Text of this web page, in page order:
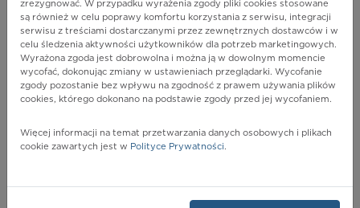
POKAŻ FILTRY
Pharmindex
zrezygnować. W przypadku wyrażenia zgody pliki cookies stosowane
są również w celu poprawy komfortu korzystania z serwisu, integracji
serwisu z treściami dostarczanymi przez zewnętrznych dostawców i w
celu śledzenia aktywności użytkowników dla potrzeb marketingowych.
Wyrażona zgoda jest dobrowolna i można ją w dowolnym momencie
wycofać, dokonując zmiany w ustawieniach przeglądarki. Wycofanie
zgody pozostanie bez wpływu na zgodność z prawem używania plików
cookies, którego dokonano na podstawie zgody przed jej wycofaniem.
Więcej informacji na temat przetwarzania danych osobowych i plikach
cookie zawartych jest w Polityce Prywatności.